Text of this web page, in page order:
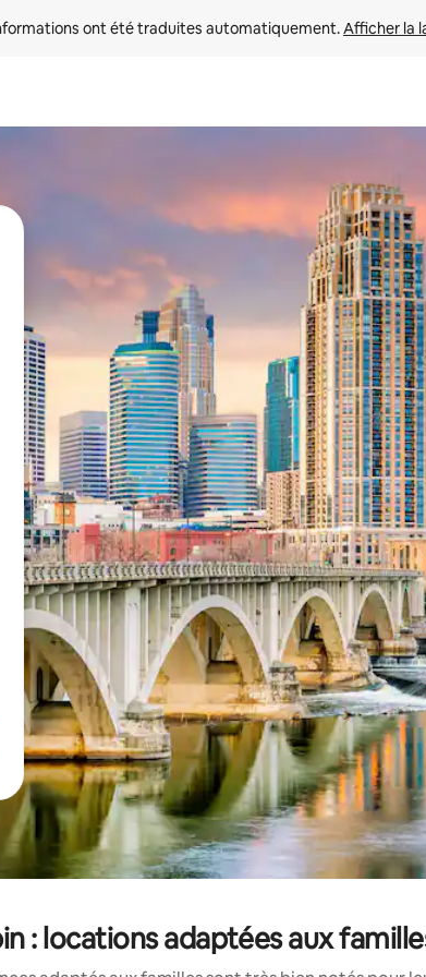
ont été traduites automatiquement. Afficher la
haut et vers le bas pour les parcourir ou en appuyant et
: locations adaptées aux